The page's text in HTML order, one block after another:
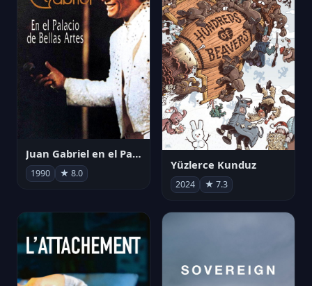
Juan Gabriel en el Palacio de Bellas Artes
1990 ★ 8.0
Yüzlerce Kunduz
2024 ★ 7.3